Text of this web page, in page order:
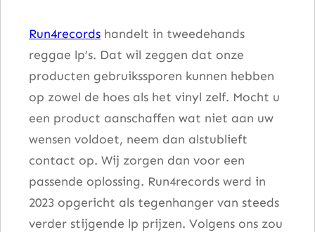
Run4records handelt in tweedehands
reggae lp’s. Dat wil zeggen dat onze
producten gebruikssporen kunnen hebben
op zowel de hoes als het vinyl zelf. Mocht u
een product aanschaffen wat niet aan uw
wensen voldoet, neem dan alstublieft
contact op. Wij zorgen dan voor een
passende oplossing. Run4records werd in
2023 opgericht als tegenhanger van steeds
verder stijgende lp prijzen. Volgens ons zou